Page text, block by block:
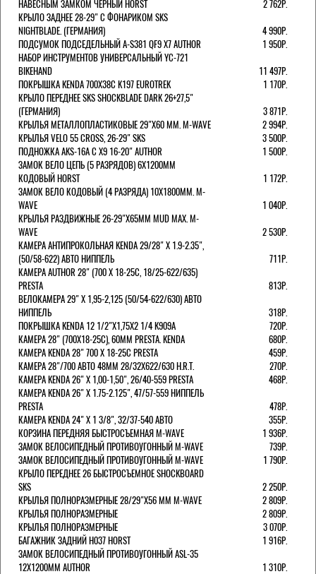
НАВЕСНЫМ ЗАМКОМ ЧЕРНЫЙ HORST
2 762Р.
КРЫЛО ЗАДНЕЕ 28-29" С ФОНАРИКОМ SKS
NIGHTBLADE. (ГЕРМАНИЯ)
4 990Р.
ПОДСУМОК ПОДСЕДЕЛЬНЫЙ A-S381 QF9 X7 AUTHOR
1 950Р.
НАБОР ИНСТРУМЕНТОВ УНИВЕРСАЛЬНЫЙ YC-721
BIKEHAND
11 497Р.
ПОКРЫШКА KENDA 700Х38С K197 EUROTREK
1 170Р.
КРЫЛО ПЕРЕДНЕЕ SKS SHOCKBLADE DARK 26+27,5"
(ГЕРМАНИЯ)
3 871Р.
КРЫЛЬЯ МЕТАЛЛОПЛАСТИКОВЫЕ 29"Х60 ММ. M-WAVE
2 994Р.
КРЫЛЬЯ VELO 55 CROSS, 26-29" SKS
3 500Р.
ПОДНОЖКА AKS-16A C X9 16-20" AUTHOR
1 500Р.
ЗАМОК ВЕЛО ЦЕПЬ (5 РАЗРЯДОВ) 6Х1200ММ
КОДОВЫЙ HORST
1 172Р.
ЗАМОК ВЕЛО КОДОВЫЙ (4 РАЗРЯДА) 10Х1800ММ. M-
WAVE
1 040Р.
КРЫЛЬЯ РАЗДВИЖНЫЕ 26-29"Х65ММ MUD MAX. M-
WAVE
2 530Р.
КАМЕРА АНТИПРОКОЛЬНАЯ KENDA 29/28" Х 1.9-2.35",
(50/58-622) АВТО НИППЕЛЬ
711Р.
КАМЕРА AUTHOR 28" (700 Х 18-25С, 18/25-622/635)
PRESTA
813Р.
ВЕЛОКАМЕРА 29" X 1,95-2,125 (50/54-622/630) АВТО
НИППЕЛЬ
318Р.
ПОКРЫШКА KENDA 12 1/2"Х1,75X2 1/4 K909A
720Р.
КАМЕРА 28" (700Х18-25С), 60ММ PRESTA. KENDA
680Р.
КАМЕРА KENDA 28" 700 Х 18-25С PRESTA
459Р.
КАМЕРА 28"/700 АВТО 48ММ 28/32Х622/630 H.R.T.
270Р.
КАМЕРА KENDA 26" Х 1,00-1,50", 26/40-559 PRESTA
468Р.
КАМЕРА KENDA 26" Х 1.75-2.125", 47/57-559 НИППЕЛЬ
PRESTA
478Р.
КАМЕРА KENDA 24" Х 1 3/8", 32/37-540 АВТО
355Р.
КОРЗИНА ПЕРЕДНЯЯ БЫСТРОСЪЕМНАЯ M-WAVE
1 936Р.
ЗАМОК ВЕЛОСИПЕДНЫЙ ПРОТИВОУГОННЫЙ M-WAVE
739Р.
ЗАМОК ВЕЛОСИПЕДНЫЙ ПРОТИВОУГОННЫЙ M-WAVE
1 790Р.
КРЫЛО ПЕРЕДНЕЕ 26 БЫСТРОСЪЕМНОЕ SHOCKBOARD
SKS
2 250Р.
КРЫЛЬЯ ПОЛНОРАЗМЕРНЫЕ 28/29"Х56 ММ M-WAVE
2 809Р.
КРЫЛЬЯ ПОЛНОРАЗМЕРНЫЕ
2 809Р.
КРЫЛЬЯ ПОЛНОРАЗМЕРНЫЕ
3 070Р.
БАГАЖНИК ЗАДНИЙ H037 HORST
1 916Р.
ЗАМОК ВЕЛОСИПЕДНЫЙ ПРОТИВОУГОННЫЙ ASL-35
12Х1200ММ AUTHOR
1 310Р.